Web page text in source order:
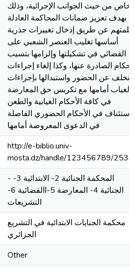
خاص من حيث الجوانب الإجرائية، وذلك
بهدف تعزيز ضمانات المحاكمة العادلة
للمتهم عن طريق إدخال تغييرات جذرية
أساسها تغليب العنصر الشعبي على
القضائي في تشكيلتها وإلزامها بتسيب
الصادرة عنها، وكذا إلغاء إجراءات
التخلف عن الحضور واستبدالها بإجراءات
الغياب أمامها مع تكريس حق المعارضة
في كافة الأحكام الغيابية والطعن
في الأحكام الحضوري الفاصلة
في الدعوى المعروضة أمامها
http://e-biblio.univ-
mosta.dz/handle/123456789/
- المحكمة الجنائية 2- الابتدائية 3-
الجنائية 4- المعارضة 5-االقضائية 6-
التشريعات
محكمة الجنايات الابتدائية في التشريع
الجزائري
Other